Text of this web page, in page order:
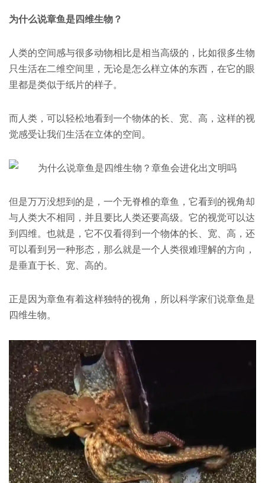
为什么说章鱼是四维生物？
人类的空间感与很多动物相比是相当高级的，比如很多生物
只生活在二维空间里，无论是怎么样立体的东西，在它的眼
里都是类似于纸片的样子。
而人类，可以轻松地看到一个物体的长、宽、高，这样的视
觉感受让我们生活在立体的空间。
但是万万没想到的是，一个无脊椎的章鱼，它看到的视角却
与人类大不相同，并且要比人类还要高级。它的视觉可以达
到四维。也就是，它不仅看得到一个物体的长、宽、高，还
可以看到另一种形态，那么就是一个人类很难理解的方向，
是垂直于长、宽、高的。
正是因为章鱼有着这样独特的视角，所以科学家们说章鱼是
四维生物。